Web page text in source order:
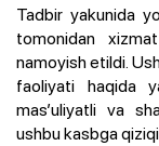
Tadbir yakunida
tomonidan
namoyish etildi.
faoliyati haqida
mas’uliyatli va
ushbu kasbga